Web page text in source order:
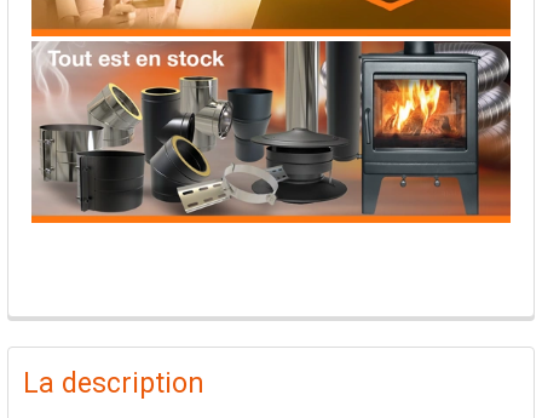
PRODUITS
FRÉQUEMMENT
ACHETÉS
La description